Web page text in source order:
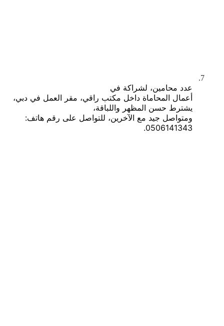
7.
عدد محامين، لشراكة في
أعمال المحاماة داخل مكتب راقي، مقر العمل في دبي،
يشترط حسن المظهر واللباقة،
ومتواصل جيد مع الآخرين، للتواصل على رقم هاتف:
0506141343.